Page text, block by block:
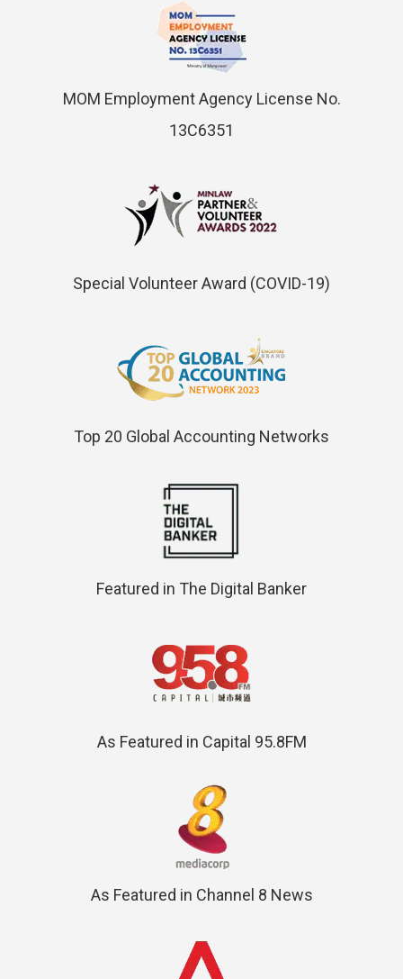
MOM Employment Agency License No.
13C6351
Special Volunteer Award (COVID-19)
Top 20 Global Accounting Networks
Featured in The Digital Banker
As Featured in Capital 95.8FM
As Featured in Channel 8 News